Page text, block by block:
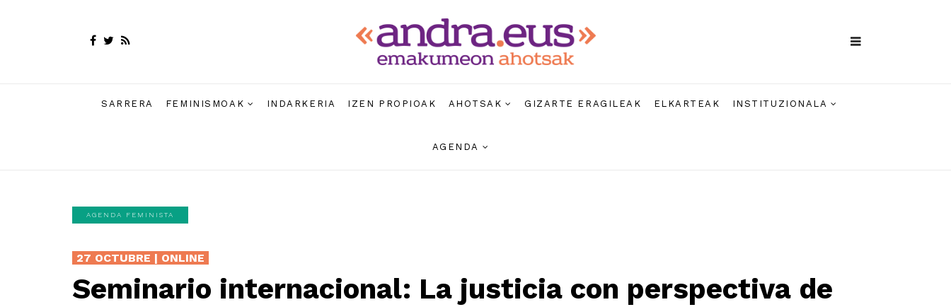
SARRERA FEMINISMOAK INDARKERIA IZEN PROPIOAK AHOTSAK GIZARTE ERAGILEAK ELKARTEAK INSTITUZIONALA
AGENDA
AGENDA FEMINISTA
27 OCTUBRE | ONLINE
Seminario internacional: La justicia con perspectiva de